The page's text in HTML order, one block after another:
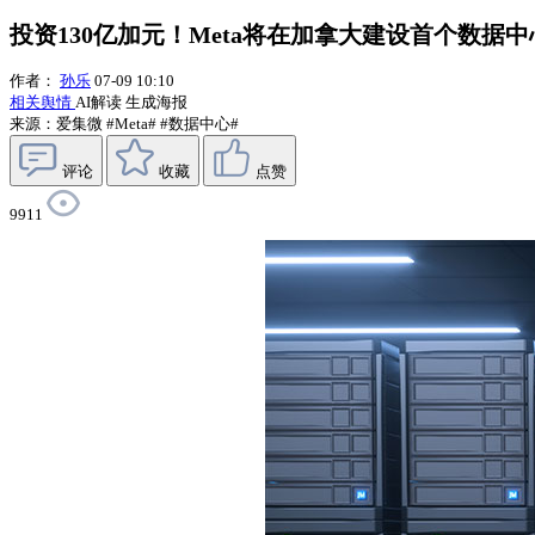
投资130亿加元！Meta将在加拿大建设首个数据中
作者： 孙乐 07-09 10:10
相关舆情 AI解读 生成海报
来源：爱集微 #Meta# #数据中心#
评论 收藏 点赞
9911